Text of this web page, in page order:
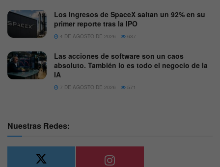
Los ingresos de SpaceX saltan un 92% en su
primer reporte tras la IPO
4 DE AGOSTO DE 2026 637
Las acciones de software son un caos
absoluto. También lo es todo el negocio de la
IA
7 DE AGOSTO DE 2026 571
Nuestras Redes: